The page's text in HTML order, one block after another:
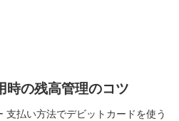
時の残高管理のコツ
支払い方法でデビットカードを使う